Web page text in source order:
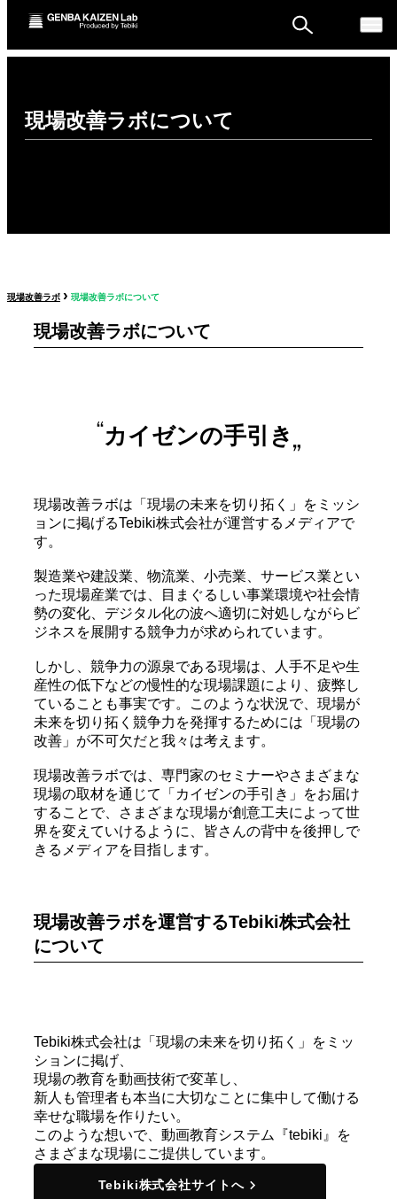
現場改善ラボについて
現場改善ラボ › 現場改善ラボについて
現場改善ラボについて
カイゼンの手引き
現場改善ラボは「現場の未来を切り拓く」をミッシ
ョンに掲げるTebiki株式会社が運営するメディアで
す。
製造業や建設業、物流業、小売業、サービス業とい
った現場産業では、目まぐるしい事業環境や社会情
勢の変化、デジタル化の波へ適切に対処しながらビ
ジネスを展開する競争力が求められています。
しかし、競争力の源泉である現場は、人手不足や生
産性の低下などの慢性的な現場課題により、疲弊し
ていることも事実です。このような状況で、現場が
未来を切り拓く競争力を発揮するためには「現場の
改善」が不可欠だと我々は考えます。
現場改善ラボでは、専門家のセミナーやさまざまな
現場の取材を通じて「カイゼンの手引き」をお届け
することで、さまざまな現場が創意工夫によって世
界を変えていけるように、皆さんの背中を後押しで
きるメディアを目指します。
現場改善ラボを運営するTebiki株式会社
について
Tebiki株式会社サイトへ
Tebiki株式会社は「現場の未来を切り拓く」をミッ
ションに掲げ、
現場の教育を動画技術で変革し、
新人も管理者も本当に大切なことに集中して働ける
幸せな職場を作りたい。
このような想いで、動画教育システム『tebiki』を
さまざまな現場にご提供しています。